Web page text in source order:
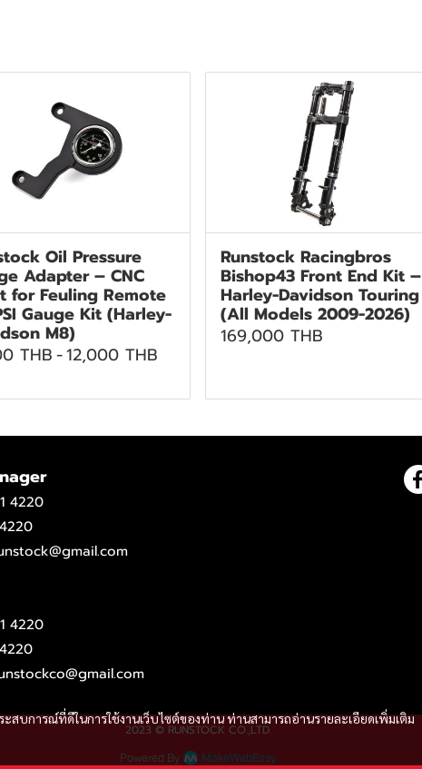
Oil Pressure
Adapter – CNC
for Feuling Remote
Gauge Kit (Harley-
M8)
THB-12,000 THB
Runstock Racingbros
Bishop43 Front End Kit –
Harley-Davidson Touring
(All Models 2009-2026)
169,000 THB
บการณ์ที่ดีในการใช้งานเว็บไซต์ของท่าน ท่านสามารถอ่านรายละเอียดเพิ่มเติม
4220
4220
2023 © RUNSTOCK CO.,LTD.
Powered By MakeWebEasy